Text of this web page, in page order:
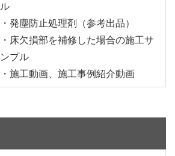
ル
・発塵防止処理剤（参考出品）
・床欠損部を補修した場合の施工サ
ンプル
・施工動画、施工事例紹介動画